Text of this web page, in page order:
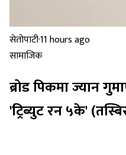
सेतोपाटी·11 hours ago
सामाजिक
ब्रोड पिकमा ज्यान
'ट्रिब्युट रन ५के'